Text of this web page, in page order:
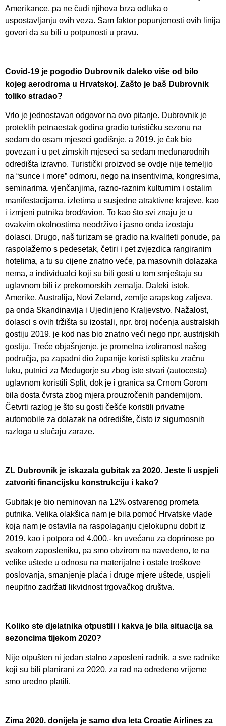
Amerikance, pa ne čudi njihova brza odluka o
uspostavljanju ovih veza. Sam faktor popunjenosti ovih linija
govori da su bili u potpunosti u pravu.
Covid-19 je pogodio Dubrovnik daleko više od bilo
kojeg aerodroma u Hrvatskoj. Zašto je baš Dubrovnik
toliko stradao?
Vrlo je jednostavan odgovor na ovo pitanje. Dubrovnik je
proteklih petnaestak godina gradio turističku sezonu na
sedam do osam mjeseci godišnje, a 2019. je čak bio
povezan i u pet zimskih mjeseci sa sedam međunarodnih
odredišta izravno. Turistički proizvod se ovdje nije temeljio
na “sunce i more” odmoru, nego na insentivima, kongresima,
seminarima, vjenčanjima, razno-raznim kulturnim i ostalim
manifestacijama, izletima u susjedne atraktivne krajeve, kao
i izmjeni putnika brod/avion. To kao što svi znaju je u
ovakvim okolnostima neodrživo i jasno onda izostaju
dolasci. Drugo, naš turizam se gradio na kvaliteti ponude, pa
raspolažemo s pedesetak, četiri i pet zvjezdica rangiranim
hotelima, a tu su cijene znatno veće, pa masovnih dolazaka
nema, a individualci koji su bili gosti u tom smještaju su
uglavnom bili iz prekomorskih zemalja, Daleki istok,
Amerike, Australija, Novi Zeland, zemlje arapskog zaljeva,
pa onda Skandinavija i Ujedinjeno Kraljevstvo. Nažalost,
dolasci s ovih tržišta su izostali, npr. broj noćenja australskih
gostiju 2019. je kod nas bio znatno veći nego npr. austrijskih
gostiju. Treće objašnjenje, je prometna izoliranost našeg
područja, pa zapadni dio županije koristi splitsku zračnu
luku, putnici za Međugorje su zbog iste stvari (autocesta)
uglavnom koristili Split, dok je i granica sa Crnom Gorom
bila dosta čvrsta zbog mjera prouzročenih pandemijom.
Četvrti razlog je što su gosti češće koristili privatne
automobile za dolazak na odredište, čisto iz sigurnosnih
razloga u slučaju zaraze.
ZL Dubrovnik je iskazala gubitak za 2020. Jeste li uspjeli
zatvoriti financijsku konstrukciju i kako?
Gubitak je bio neminovan na 12% ostvarenog prometa
putnika. Velika olakšica nam je bila pomoć Hrvatske vlade
koja nam je ostavila na raspolaganju cjelokupnu dobit iz
2019. kao i potpora od 4.000.- kn uvećanu za doprinose po
svakom zaposleniku, pa smo obzirom na navedeno, te na
velike uštede u odnosu na materijalne i ostale troškove
poslovanja, smanjenje plaća i druge mjere uštede, uspjeli
neupitno zadržati likvidnost trgovačkog društva.
Koliko ste djelatnika otpustili i kakva je bila situacija sa
sezoncima tijekom 2020?
Nije otpušten ni jedan stalno zaposleni radnik, a sve radnike
koji su bili planirani za 2020. za rad na određeno vrijeme
smo uredno platili.
Zima 2020. donijela je samo dva leta Croatie Airlines za